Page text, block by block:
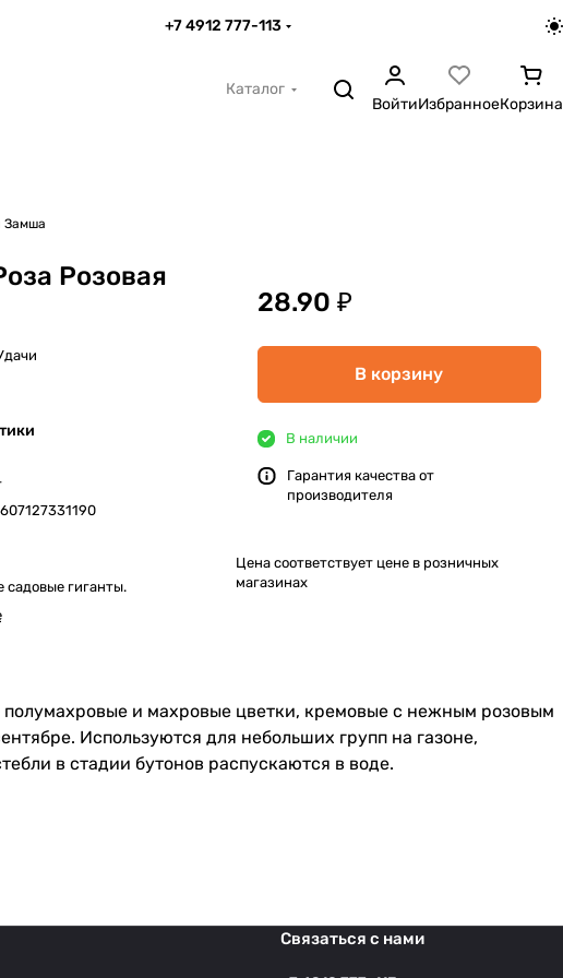
+7 4912 777-113
Каталог
ВойтиИзбранноеКорзина
Замша
Розовая
садовые гиганты.
28.90 ₽
В корзину
В наличии
Гарантия качества от
производителя
Цена соответствует цене в розничных
магазинах
и махровые цветки, кремовые с нежным розовым
Используются для небольших групп на газоне,
в стадии бутонов распускаются в воде.
Связаться с нами